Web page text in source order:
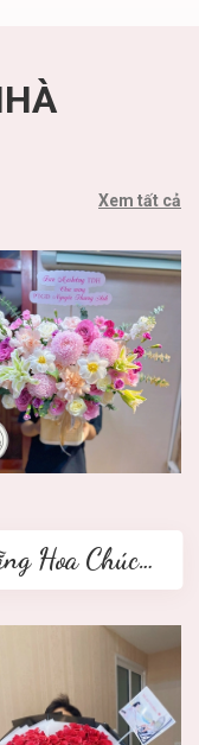
Xem tất cả
Lẵng Hoa Chúc Mừng